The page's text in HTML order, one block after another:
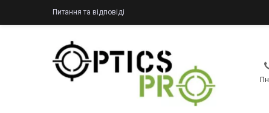
Питання та відповіді